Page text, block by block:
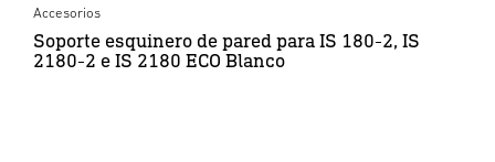
Accesorios
Soporte esquinero de pared para IS 180-2, IS
2180-2 e IS 2180 ECO Blanco